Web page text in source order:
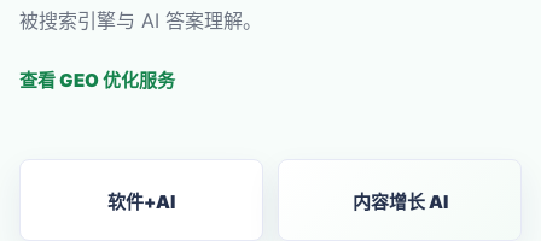
被搜索引擎与 AI 答案理解。
查看 GEO 优化服务
软件+AI 内容增长 AI